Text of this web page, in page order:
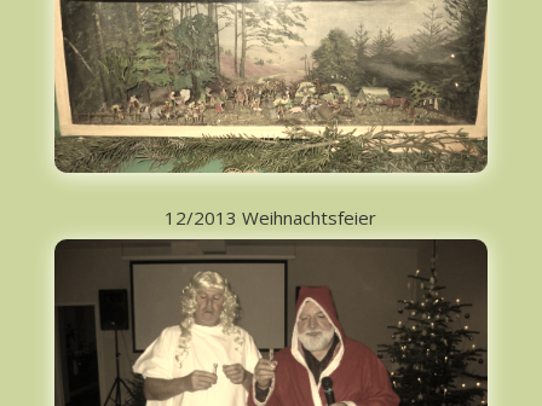
12/2013 Weihnachtsfeier